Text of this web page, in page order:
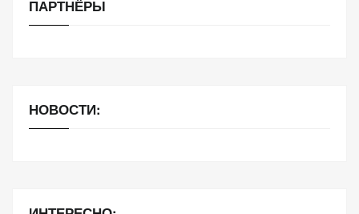
ПАРТНЁРЫ
НОВОСТИ: